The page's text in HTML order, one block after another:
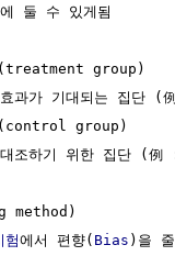
둘 수 있게됨
group)
과가 기대되는 집단
group)
조하기 위한 집단 (例
method)
험에서 편향( Bias )을